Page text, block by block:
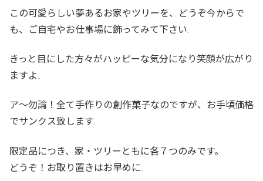
この可愛らしい夢あるお家やツリーを、どうぞ今からで
も、ご自宅やお仕事場に飾ってみて下さい
きっと目にした方々がハッピーな気分になり笑顔が広がり
ますよ
ア〜勿論！全て手作りの創作菓子なのですが、お手頃価格
でサンクス致します
限定品につき、家・ツリーともに各７つのみです。
どうぞ！お取り置きはお早めに